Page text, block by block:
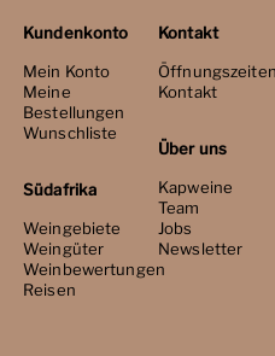
Kundenkonto
Mein Konto
Meine
Bestellungen
Wunschliste
Südafrika
Weingebiete
Weingüter
Weinbewertungen
Reisen
Kontakt
Kontakt
Über uns
Kapweine
Team
Jobs
Newsletter